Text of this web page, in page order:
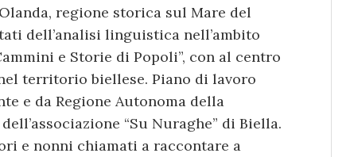
regione storica sul Mare del
dell’analisi linguistica nell’ambito
e Storie di Popoli”, con al centro
territorio biellese. Piano di lavoro
e da Regione Autonoma della
“Su Nuraghe” di Biella.
e nonni chiamati a raccontare a